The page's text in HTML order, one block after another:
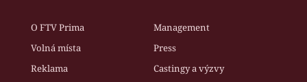
O FTV Prima
Management
Volná místa
Press
Reklama
Castingy a výzvy